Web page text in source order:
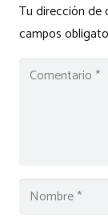
Tu dirección de
campos